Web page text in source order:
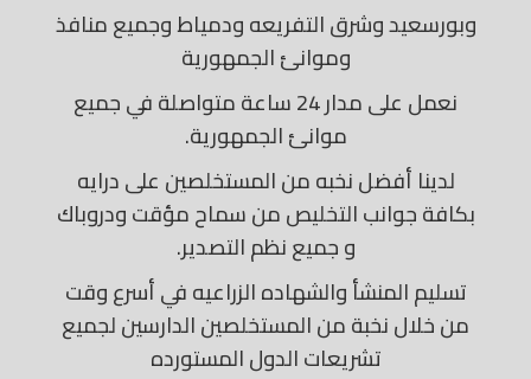
وبورسعيد وشرق التفريعه ودمياط وجميع منافذ
وموانئ الجمهورية
نعمل على مدار 24 ساعة متواصلة في جميع
موانئ الجمهورية.
لدينا أفضل نخبه من المستخلصين على درايه
بكافة جوانب التخليص من سماح مؤقت ودروباك
و جميع نظم التصدير.
تسليم المنشأ والشهاده الزراعيه في أسرع وقت
من خلال نخبة من المستخلصين الدارسين لجميع
تشريعات الدول المستورده